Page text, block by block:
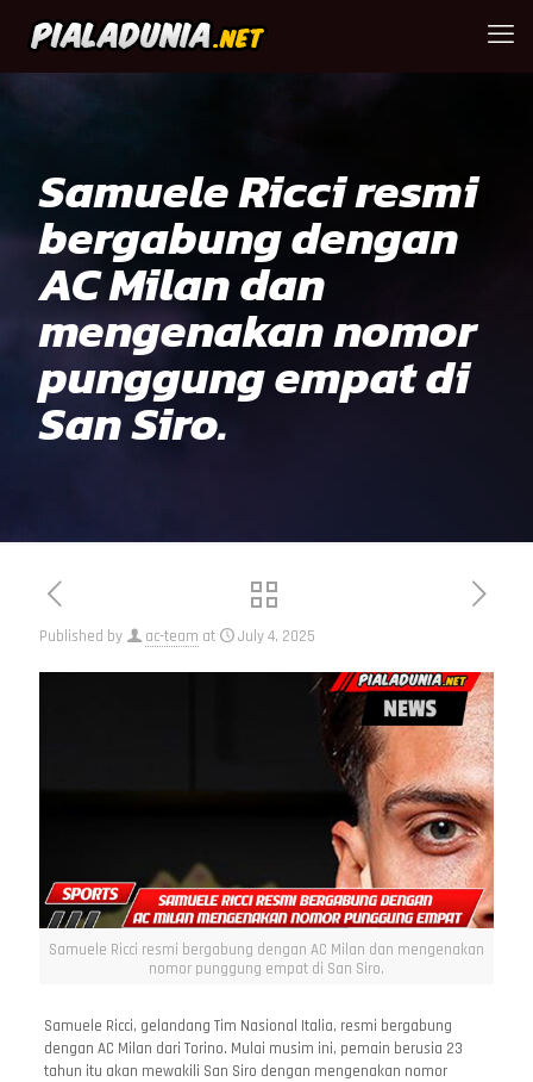
Samuele Ricci resmi
bergabung dengan
AC Milan dan
mengenakan nomor
punggung empat di
San Siro.
Published by ac-team at July 4, 2025
Samuele Ricci resmi bergabung dengan AC Milan dan mengenakan
nomor punggung empat di San Siro.
Samuele Ricci, gelandang Tim Nasional Italia, resmi bergabung
dengan AC Milan dari Torino. Mulai musim ini, pemain berusia 23
tahun itu akan mewakili San Siro dengan mengenakan nomor